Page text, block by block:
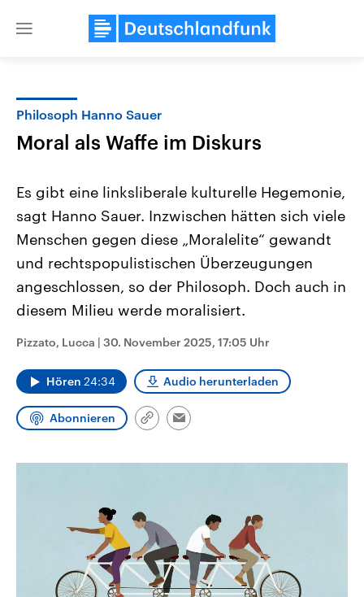
Close
Landtagswahl Sachsen-Anhalt
2026
Alle Informationen
September 2026 einen neuen
Landtag. Seit 2021 wird das
CDU, SPD und FDP regiert.-
Umfragen, Prognosen,
und Hintergründe zu den Parteien
und Kandidaten der anstehenden
USA
Aktuelle Beiträge,
Hintergründe
gehören die Vereinigten
den mächtigsten Ländern
aktuelle Weltgeschehen.
Sendungen Programm
Philosoph Hanno Sauer
Moral als Waffe im Diskurs
Es gibt eine linksliberale kulturelle Hegemonie,
sagt Hanno Sauer. Inzwischen hätten sich viele
Menschen gegen diese „Moralelite“ gewandt
und rechtspopulistischen Überzeugungen
angeschlossen, so der Philosoph. Doch auch in
diesem Milieu werde moralisiert.
Pizzato, Lucca | 30. November 2025, 17:05 Uhr
Hören 24:34 Audio herunterladen
Abonnieren
Link
Email